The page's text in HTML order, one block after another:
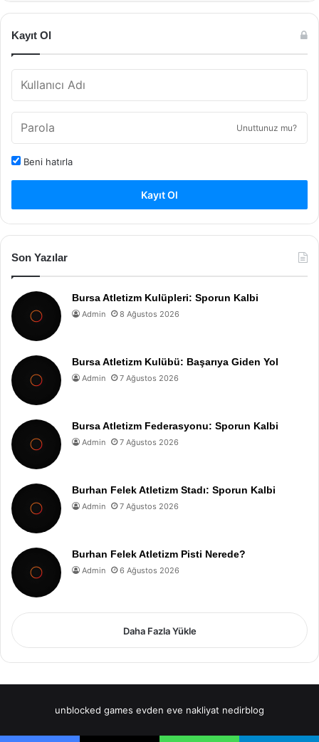
Kayıt Ol
Unuttunuz mu?
Beni hatırla
Kayıt Ol
Son Yazılar
Bursa Atletizm Kulüpleri: Sporun Kalbi
Admin 8 Ağustos 2026
Bursa Atletizm Kulübü: Başarıya Giden Yol
Admin 7 Ağustos 2026
Bursa Atletizm Federasyonu: Sporun Kalbi
Admin 7 Ağustos 2026
Burhan Felek Atletizm Stadı: Sporun Kalbi
Admin 7 Ağustos 2026
Burhan Felek Atletizm Pisti Nerede?
Admin 6 Ağustos 2026
Daha Fazla Yükle
unblocked games evden eve nakliyat nedirblog